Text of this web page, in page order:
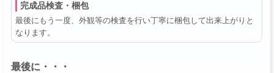
完成品検査・梱包
最後にもう一度、外観等の検査を行い丁寧に梱包して出来上がりと
なります。
最後に・・・